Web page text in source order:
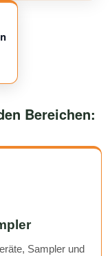
quickly, and the
and reliable.
Bereichen:
Sampler und